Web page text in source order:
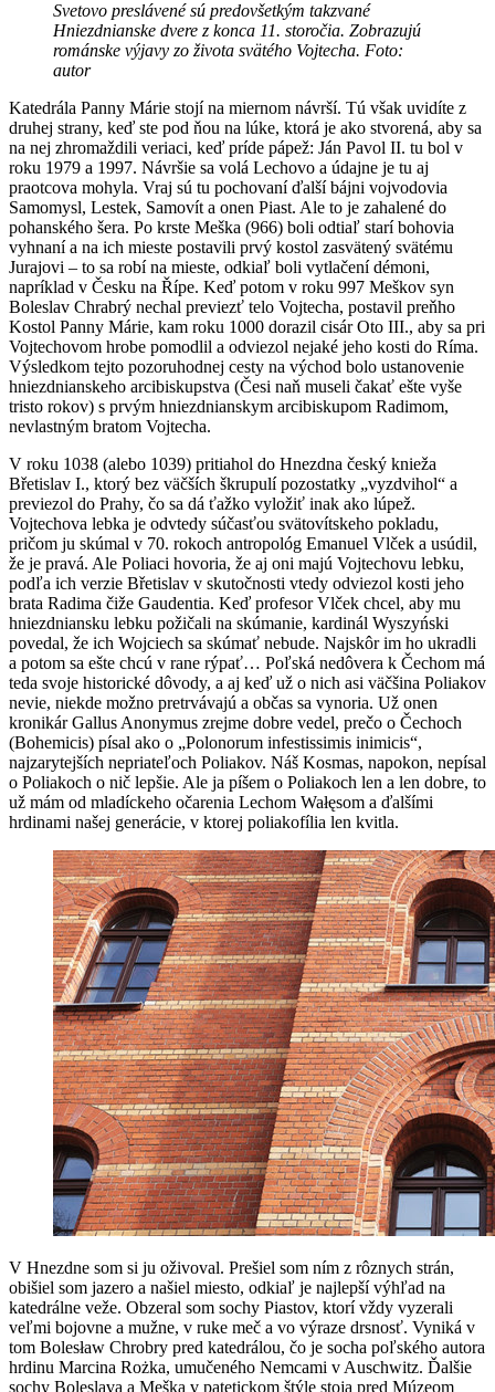
Svetovo preslávené sú predovšetkým takzvané
Hniezdnianske dvere z konca 11. storočia. Zobrazujú
románske výjavy zo života svätého Vojtecha. Foto:
autor
Katedrála Panny Márie stojí na miernom návrší. Tú však uvidíte z
druhej strany, keď ste pod ňou na lúke, ktorá je ako stvorená, aby sa
na nej zhromaždili veriaci, keď príde pápež: Ján Pavol II. tu bol v
roku 1979 a 1997. Návršie sa volá Lechovo a údajne je tu aj
praotcova mohyla. Vraj sú tu pochovaní ďalší bájni vojvodovia
Samomysl, Lestek, Samovít a onen Piast. Ale to je zahalené do
pohanského šera. Po krste Meška (966) boli odtiaľ starí bohovia
vyhnaní a na ich mieste postavili prvý kostol zasvätený svätému
Jurajovi – to sa robí na mieste, odkiaľ boli vytlačení démoni,
napríklad v Česku na Řípe. Keď potom v roku 997 Meškov syn
Boleslav Chrabrý nechal previezť telo Vojtecha, postavil preňho
Kostol Panny Márie, kam roku 1000 dorazil cisár Oto III., aby sa pri
Vojtechovom hrobe pomodlil a odviezol nejaké jeho kosti do Ríma.
Výsledkom tejto pozoruhodnej cesty na východ bolo ustanovenie
hniezdnianskeho arcibiskupstva (Česi naň museli čakať ešte vyše
tristo rokov) s prvým hniezdnianskym arcibiskupom Radimom,
nevlastným bratom Vojtecha.
V roku 1038 (alebo 1039) pritiahol do Hnezdna český knieža
Břetislav I., ktorý bez väčších škrupulí pozostatky „vyzdvihol“ a
previezol do Prahy, čo sa dá ťažko vyložiť inak ako lúpež.
Vojtechova lebka je odvtedy súčasťou svätovítskeho pokladu,
pričom ju skúmal v 70. rokoch antropológ Emanuel Vlček a usúdil,
že je pravá. Ale Poliaci hovoria, že aj oni majú Vojtechovu lebku,
podľa ich verzie Břetislav v skutočnosti vtedy odviezol kosti jeho
brata Radima čiže Gaudentia. Keď profesor Vlček chcel, aby mu
hniezdniansku lebku požičali na skúmanie, kardinál Wyszyński
povedal, že ich Wojciech sa skúmať nebude. Najskôr im ho ukradli
a potom sa ešte chcú v rane rýpať… Poľská nedôvera k Čechom má
teda svoje historické dôvody, a aj keď už o nich asi väčšina Poliakov
nevie, niekde možno pretrvávajú a občas sa vynoria. Už onen
kronikár Gallus Anonymus zrejme dobre vedel, prečo o Čechoch
(Bohemicis) písal ako o „Polonorum infestissimis inimicis“,
najzarytejších nepriateľoch Poliakov. Náš Kosmas, napokon, nepísal
o Poliakoch o nič lepšie. Ale ja píšem o Poliakoch len a len dobre, to
už mám od mladíckeho očarenia Lechom Wałęsom a ďalšími
hrdinami našej generácie, v ktorej poliakofília len kvitla.
V Hnezdne som si ju oživoval. Prešiel som ním z rôznych strán,
obišiel som jazero a našiel miesto, odkiaľ je najlepší výhľad na
katedrálne veže. Obzeral som sochy Piastov, ktorí vždy vyzerali
veľmi bojovne a mužne, v ruke meč a vo výraze drsnosť. Vyniká v
tom Bolesław Chrobry pred katedrálou, čo je socha poľského autora
hrdinu Marcina Rożka, umučeného Nemcami v Auschwitz. Ďalšie
sochy Boleslava a Meška v patetickom štýle stoja pred Múzeom